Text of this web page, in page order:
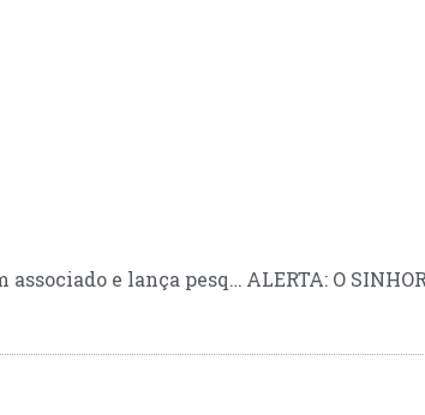
Sehal moderniza comunicação com associado e lança pesquisa de mercado